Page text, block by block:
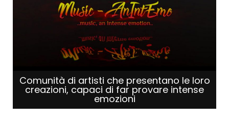
Comunità di artisti che presentano le loro
creazioni, capaci di far provare intense
emozioni